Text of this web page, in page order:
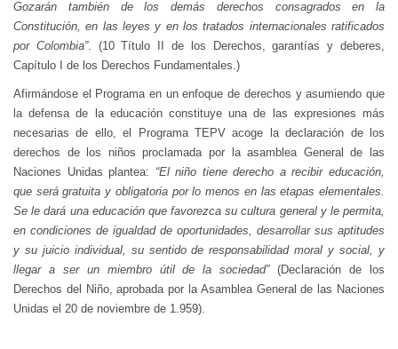
Gozarán también de los demás derechos consagrados en la
Constitución, en las leyes y en los tratados internacionales ratificados
por Colombia”. (10 Título II de los Derechos, garantías y deberes,
Capítulo I de los Derechos Fundamentales.)
Afirmándose el Programa en un enfoque de derechos y asumiendo que
la defensa de la educación constituye una de las expresiones más
necesarias de ello, el Programa TEPV acoge la declaración de los
derechos de los niños proclamada por la asamblea General de las
Naciones Unidas plantea: “El niño tiene derecho a recibir educación,
que será gratuita y obligatoria por lo menos en las etapas elementales.
Se le dará una educación que favorezca su cultura general y le permita,
en condiciones de igualdad de oportunidades, desarrollar sus aptitudes
y su juicio individual, su sentido de responsabilidad moral y social, y
llegar a ser un miembro útil de la sociedad”(Declaración de los
Derechos del Niño, aprobada por la Asamblea General de las Naciones
Unidas el 20 de noviembre de 1.959).